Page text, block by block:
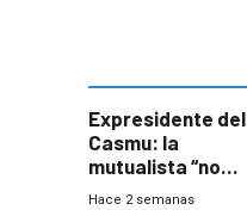
seguridad
Expresidente del
Casmu: la
mutualista “no
está para pagar”
Hace 2 semanas